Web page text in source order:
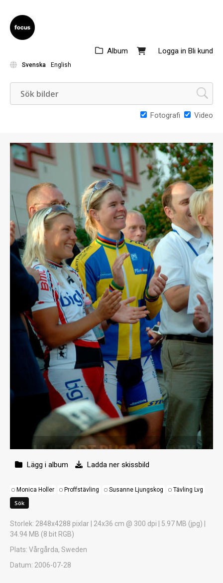
Logga in Bli kund
Album
Svenska English
Fotografi Video
Lägg i album Ladda ner skissbild
Monica Holler Proffstävling Susanne Ljungskog Tävling Lvg
Storlek: 2848x4288 pixlar | 24x36 cm @ 300 dpi | 5.97 MB (jpg) |
34.94 MB (8 bit RGB)
Plats: Vårgårda, Sweden
Datum: 2006-07-28